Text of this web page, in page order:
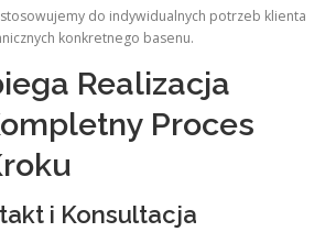
do indywidualnych potrzeb klienta
konkretnego basenu.
Realizacja
Proces
i Konsultacja